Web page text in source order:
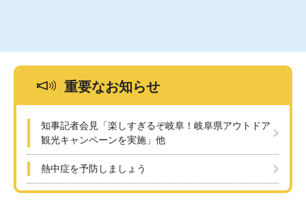
重要なお知らせ
知事記者会見「楽しすぎるぞ岐阜！岐阜県アウトドア
観光キャンペーンを実施」他
熱中症を予防しましょう